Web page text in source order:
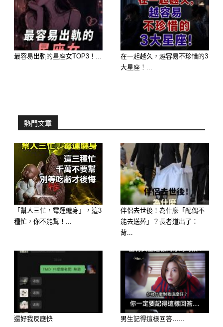
https://lihi3.cc/c5H8h
延伸閱讀———————
最容易出軌的星座女TOP3！...
在一起越久，越容易不珍惜的3
大星座！...
熱門文章
「幫人三忙，霉運纏身」，這3
種忙，你不能幫！...
伴侶去世後！為什麼「配偶不
能去送葬」？長者道出了：
背...
還好我反應快 男生記得這樣回答…...